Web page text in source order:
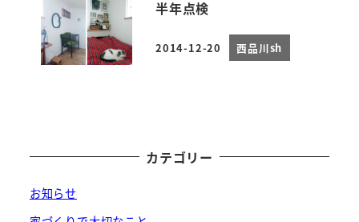
半年点検
投稿日
2014-12-20 西品川sh
カテゴリー
お知らせ